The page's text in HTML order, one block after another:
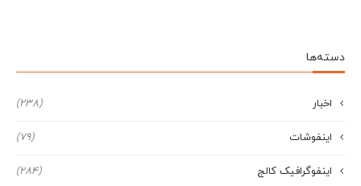
دسته‌ها
اخبار (238)
اینفوشات (79)
اینفوگرافیک کالج (284)